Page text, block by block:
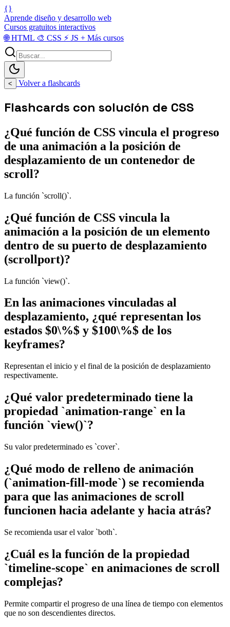
{}
Aprende diseño y desarrollo web
Cursos gratuitos interactivos
🌐HTML 🎨 CSS ⚡ JS + Más cursos
< Volver a flashcards
Flashcards con solución de CSS
¿Qué función de CSS vincula el progreso
de una animación a la posición de
desplazamiento de un contenedor de
scroll?
La función `scroll()`.
¿Qué función de CSS vincula la
animación a la posición de un elemento
dentro de su puerto de desplazamiento
(scrollport)?
La función `view()`.
En las animaciones vinculadas al
desplazamiento, ¿qué representan los
estados $0\%$ y $100\%$ de los
keyframes?
Representan el inicio y el final de la posición de desplazamiento
respectivamente.
¿Qué valor predeterminado tiene la
propiedad `animation-range` en la
función `view()`?
Su valor predeterminado es `cover`.
¿Qué modo de relleno de animación
(`animation-fill-mode`) se recomienda
para que las animaciones de scroll
funcionen hacia adelante y hacia atrás?
Se recomienda usar el valor `both`.
¿Cuál es la función de la propiedad
`timeline-scope` en animaciones de scroll
complejas?
Permite compartir el progreso de una línea de tiempo con elementos
que no son descendientes directos.